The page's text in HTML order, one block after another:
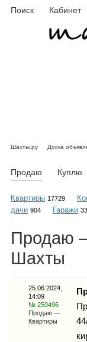
Поиск Кабинет
Шахты.ру Доска
Продаю Куплю
Квартиры 17729
дачи 904 Гаражи
Продаю
Шахты
25.06.2024,
14:09
№ 250496
Продаю —
Квартиры